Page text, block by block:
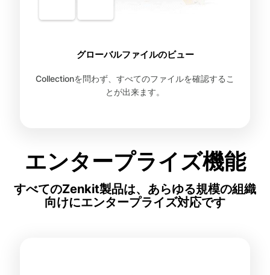
グローバルファイルのビュー
Collectionを問わず、すべてのファイルを確認するこ
とが出来ます。
エンタープライズ機能
すべてのZenkit製品は、あらゆる規模の組織
向けにエンタープライズ対応です